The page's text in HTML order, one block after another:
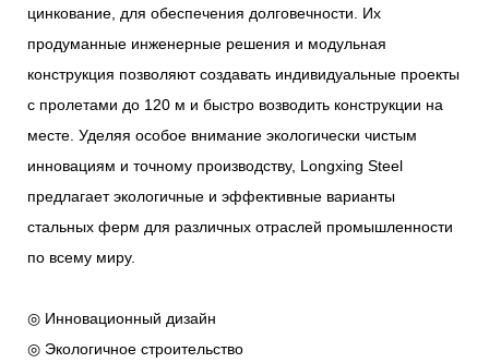
цинкование, для обеспечения долговечности. Их
продуманные инженерные решения и модульная
конструкция позволяют создавать индивидуальные проекты
с пролетами до 120 м и быстро возводить конструкции на
месте. Уделяя особое внимание экологически чистым
инновациям и точному производству, Longxing Steel
предлагает экологичные и эффективные варианты
стальных ферм для различных отраслей промышленности
по всему миру.
◎ Инновационный дизайн
◎ Экологичное строительство